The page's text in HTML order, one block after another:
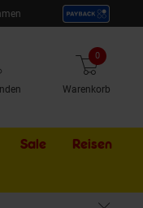
Warenkorb
0 Artikel
Sale Externer
Reisen